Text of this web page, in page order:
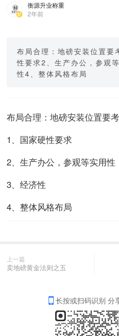
衡源升业称重
2年前
布局合理：地磅安装位置要
性要求2、生产办公，参观
性4、整体风格布局
布局合理：地磅安装位置要
1、国家硬性要求
2、生产办公，参观等实用性
3、经济性
4、整体风格布局
上一篇
卖地磅黄金法则之五
长按或扫码识别 分